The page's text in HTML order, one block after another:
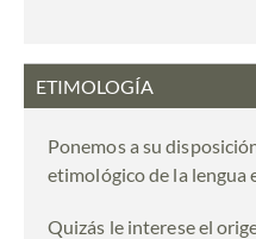
ETIMOLOGÍA
Ponemos a su
etimológico de la lengua
Quizás le interese el